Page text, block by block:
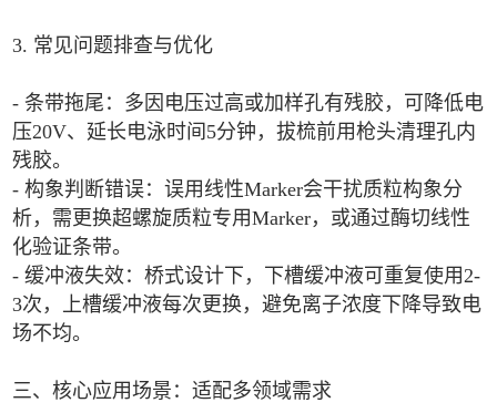
3. 常见问题排查与优化
- 条带拖尾：多因电压过高或加样孔有残胶，可降低电
压20V、延长电泳时间5分钟，拔梳前用枪头清理孔内
残胶。
- 构象判断错误：误用线性Marker会干扰质粒构象分
析，需更换超螺旋质粒专用Marker，或通过酶切线性
化验证条带。
- 缓冲液失效：桥式设计下，下槽缓冲液可重复使用2-
3次，上槽缓冲液每次更换，避免离子浓度下降导致电
场不均。
三、核心应用场景：适配多领域需求